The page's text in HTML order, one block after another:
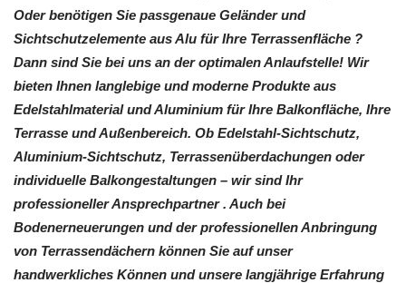
Oder benötigen Sie passgenaue Geländer und
Sichtschutzelemente aus Alu für Ihre Terrassenfläche ?
Dann sind Sie bei uns an der optimalen Anlaufstelle! Wir
bieten Ihnen langlebige und moderne Produkte aus
Edelstahlmaterial und Aluminium für Ihre Balkonfläche, Ihre
Terrasse und Außenbereich. Ob Edelstahl-Sichtschutz,
Aluminium-Sichtschutz, Terrassenüberdachungen oder
individuelle Balkongestaltungen – wir sind Ihr
professioneller Ansprechpartner . Auch bei
Bodenerneuerungen und der professionellen Anbringung
von Terrassendächern können Sie auf unser
handwerkliches Können und unsere langjährige Erfahrung